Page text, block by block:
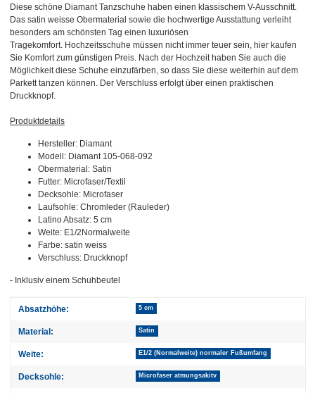
Diese schöne Diamant Tanzschuhe haben einen klassischem V-Ausschnitt.
Das satin weisse Obermaterial sowie die hochwertige Ausstattung verleiht
besonders am schönsten Tag einen luxuriösen
Tragekomfort. Hochzeitsschuhe müssen nicht immer teuer sein, hier kaufen
Sie Komfort zum günstigen Preis. Nach der Hochzeit haben Sie auch die
Möglichkeit diese Schuhe einzufärben, so dass Sie diese weiterhin auf dem
Parkett tanzen können. Der Verschluss erfolgt über einen praktischen
Druckknopf.
Produktdetails
Hersteller: Diamant
Modell: Diamant 105-068-092
Obermaterial: Satin
Futter: Microfaser/Textil
Decksohle: Microfaser
Laufsohle: Chromleder (Rauleder)
Latino Absatz: 5 cm
Weite: E1/2Normalweite
Farbe: satin weiss
Verschluss: Druckknopf
- Inklusiv einem Schuhbeutel
Produkteigenschaft
Wert
Absatzhöhe: 5 cm
Material: Satin
Weite: E1/2 (Normalweite) normaler Fußumfang
Decksohle: Microfaser atmungsakitv